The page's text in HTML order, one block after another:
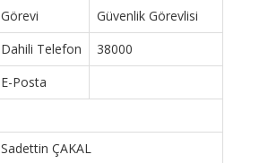
Görevi
Güvenlik Görevlisi
Dahili Telefon
38000
E-Posta
Sadettin ÇAKAL